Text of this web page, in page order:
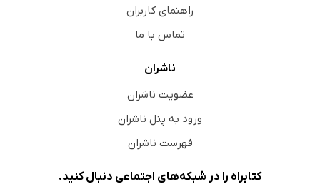
راهنمای کاربران
تماس با ما
ناشران
عضویت ناشران
ورود به پنل ناشران
فهرست ناشران
کتابراه را در شبکه‌های اجتماعی دنبال کنید.